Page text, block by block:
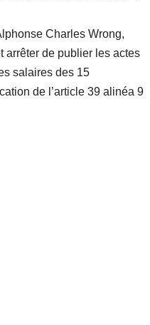
Charles Wrong,
arrêter de publier les actes
salaires des 15
de l’article 39 alinéa 9